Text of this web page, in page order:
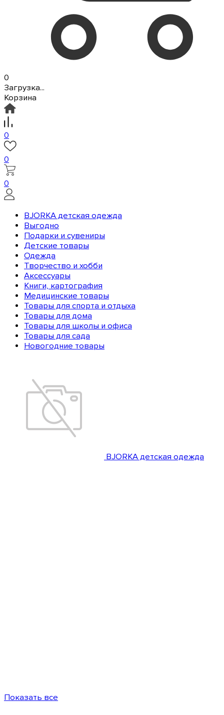
0
Загрузка...
Корзина
0
0
0
BJORKA детская одежда
Выгодно
Подарки и сувениры
Детские товары
Одежда
Творчество и хобби
Аксессуары
Книги, картография
Медицинские товары
Товары для спорта и отдыха
Товары для дома
Товары для школы и офиса
Товары для сада
Новогодние товары
BJORKA детская одежда
Показать все